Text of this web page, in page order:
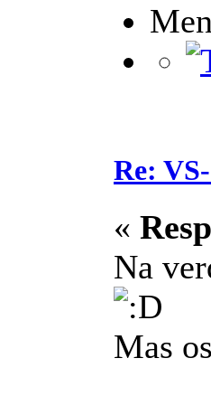
Re:
«
Na
Mas